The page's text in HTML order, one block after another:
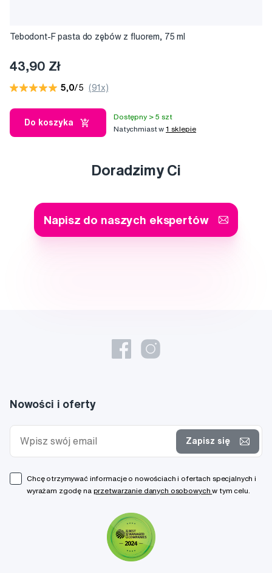
Tebodont-F pasta do zębów z fluorem, 75 ml
43,90 Zł
5,0/5 (91x)
Do koszyka
Dostępny > 5 szt
Natychmiast w1 sklepie
Doradzimy Ci
Napisz do naszych ekspertów
Nowości i oferty
Zapisz się
Chcę otrzymywać informacje o nowościach i ofertach specjalnych i
wyrażam zgodę na przetwarzanie danych osobowychw tym celu.